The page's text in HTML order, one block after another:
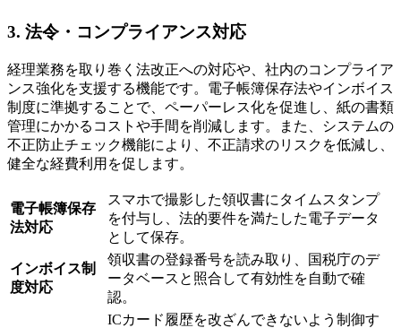
3. 法令・コンプライアンス対応
経理業務を取り巻く法改正への対応や、社内のコンプライア
ンス強化を支援する機能です。電子帳簿保存法やインボイス
制度に準拠することで、ペーパーレス化を促進し、紙の書類
管理にかかるコストや手間を削減します。また、システムの
不正防止チェック機能により、不正請求のリスクを低減し、
健全な経費利用を促します。
電子帳簿保存
法対応
スマホで撮影した領収書にタイムスタンプ
を付与し、法的要件を満たした電子データ
として保存。
インボイス制
度対応
領収書の登録番号を読み取り、国税庁のデ
ータベースと照合して有効性を自動で確
認。
ICカード履歴を改ざんできないよう制御す